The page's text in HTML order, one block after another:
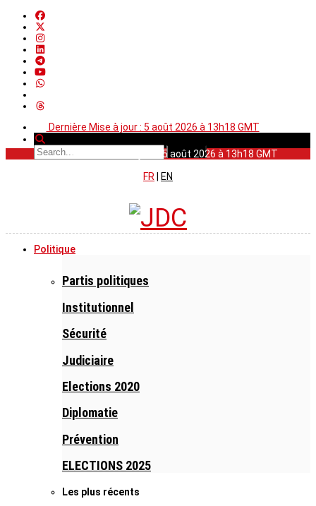
Dernière Mise à jour : 5 août 2026 à 13h18 GMT
Dernière Mise à jour : 5 août 2026 à 13h18 GMT
FR
EN
Politique
Partis politiques
Institutionnel
Sécurité
Judiciaire
Elections 2020
Diplomatie
Prévention
ELECTIONS 2025
Les plus récents